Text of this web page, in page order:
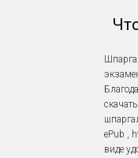
ePub ,
виде